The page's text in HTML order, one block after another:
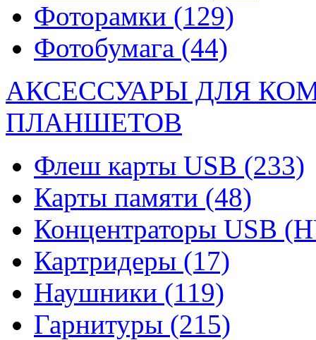
Фоторамки (129)
Фотобумага (44)
АКСЕССУАРЫ ДЛЯ
ПЛАНШЕТОВ
Флеш карты USB (233)
Карты памяти (48)
Концентраторы USB
Картридеры (17)
Наушники (119)
Гарнитуры (215)